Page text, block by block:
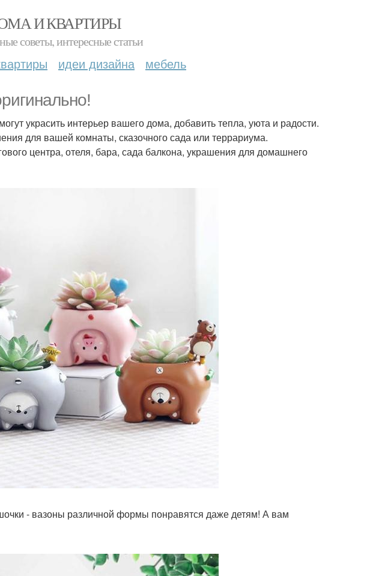
И КВАРТИРЫ
советы, интересные статьи
идеи дизайна мебель
украсить интерьер вашего дома, добавить тепла, уюта и радости.
для вашей комнаты, сказочного сада или террариума.
центра, отеля, бара, сада балкона, украшения для домашнего
- вазоны различной формы понравятся даже детям! А вам